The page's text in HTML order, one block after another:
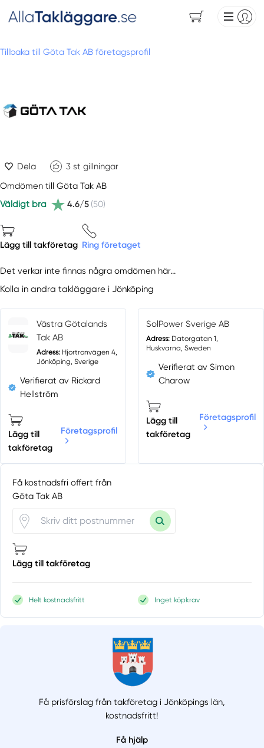
Tillbaka till Göta Tak AB företagsprofil
Dela 3 st gillningar
Omdömen till Göta Tak AB
Väldigt bra
4.6/5 (50)
Lägg till takföretag Ring företaget
Det verkar inte finnas några omdömen här...
Kolla in andra takläggare i Jönköping
Västra Götalands
Tak AB
Adress:Hjortronvägen 4,
Jönköping, Sverige
Verifierat av Rickard
Hellström
Lägg till
takföretag
Företagsprofil
SolPower Sverige AB
Adress: Datorgatan 1,
Huskvarna, Sweden
Verifierat av Simon
Charow
Lägg till
takföretag
Företagsprofil
Få kostnadsfri offert från
Göta Tak AB
Lägg till takföretag
Helt kostnadsfritt Inget köpkrav
Få prisförslag från takföretag i Jönköpings län,
kostnadsfritt!
Få hjälp